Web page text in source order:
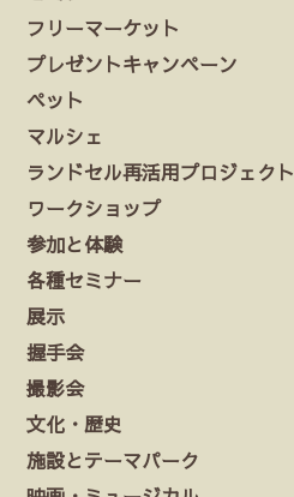
フリーマーケット
プレゼントキャンペーン
ペット
マルシェ
ランドセル再活用プロジェクト
ワークショップ
参加と体験
各種セミナー
展示
握手会
撮影会
文化・歴史
施設とテーマパーク